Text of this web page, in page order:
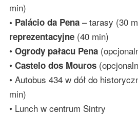
min)
• Palácio da Pena– tarasy (30
reprezentacyjne(40 min)
• Ogrody pałacu Pena
• Castelo dos Mouros
• Autobus 434 w dół do
min)
• Lunch w centrum Sintry